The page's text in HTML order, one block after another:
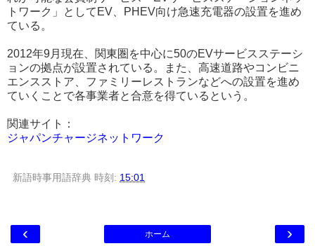
トワーク」としてEV、PHEV向け急速充電器の設置を進め
ている。
2012年9月現在、関東圏を中心に50のEVサービスステーシ
ョンの拠点が設置されている。また、高速道路やコンビニ
エンスストア、ファミリーレストランなどへの設置を進め
ていくことで各事業者と合意を得ているという。
関連サイト：
ジャパンチャージネットワーク
新語時事用語辞典 時刻: 15:01
‹ ›
ホーム